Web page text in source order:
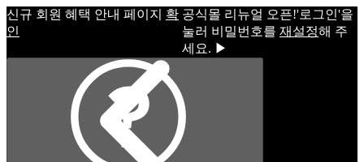
신규 회원 혜택 안내 페이지 확
인
공식몰 리뉴얼 오픈!ㅤ'로그인'을
눌러 비밀번호를 재설정해 주
세요. ▶